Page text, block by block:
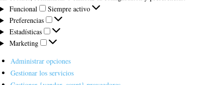
Funcional
Funcional
Siempre activo
Preferencias
Preferencias
Estadísticas
Estadísticas
Marketing
Marketing
Administrar opciones
Gestionar los servicios